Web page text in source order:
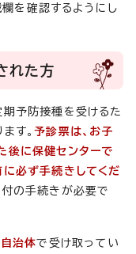
を確認するようにし
れた方
予防接種を受けるた
す。予診票は、お子
後に保健センターで
必ず手続きしてくだ
の手続きが必要で
治体で受け取ってい